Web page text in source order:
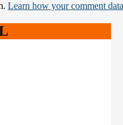
Learn how your comment